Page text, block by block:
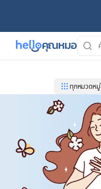
ทุกหมวดหมู่